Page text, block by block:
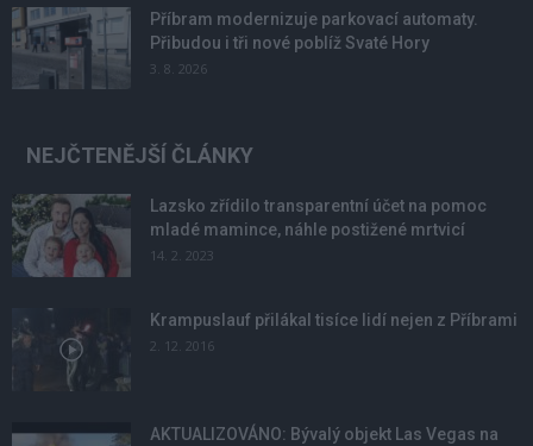
Příbram modernizuje parkovací automaty.
Přibudou i tři nové poblíž Svaté Hory
3. 8. 2026
NEJČTENĚJŠÍ ČLÁNKY
Lazsko zřídilo transparentní účet na pomoc
mladé mamince, náhle postižené mrtvicí
14. 2. 2023
Krampuslauf přilákal tisíce lidí nejen z Příbrami
2. 12. 2016
AKTUALIZOVÁNO: Bývalý objekt Las Vegas na